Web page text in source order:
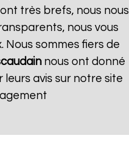
très brefs, nous nous
nous vous
sommes fiers de
nous ont donné
avis sur notre site